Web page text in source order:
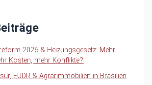
2026 & Heizungsgesetz: Mehr
Kosten, mehr Konflikte?
EUDR & Agrarimmobilien in Brasilien